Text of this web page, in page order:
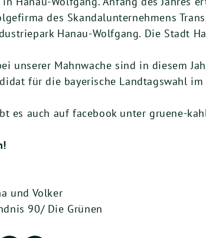
des Skandalunternehmens
Hanau-Wolfgang. Die Stadt
unserer Mahnwache sind in diesem
für die bayerische Landtagswahl im
es auch auf facebook unter gruene-
und Volker
90/ Die Grünen